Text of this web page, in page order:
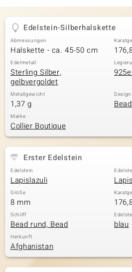
Classics
Edelstein-Silberhalskette
Abmessungen
Halskette - ca. 45-50 cm
Edelmetall
Sterling Silber,
gelbvergoldet
Metallgewicht
1,37 g
Design
Marke
Collier Boutique
Erster Edelstein
Edelstein
Lapislazuli
Größe
8 mm
Schliff
Bead rund, Bead blau
Herkunft
Afghanistan